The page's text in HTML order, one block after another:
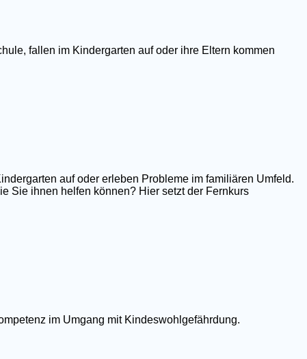
fallen im Kindergarten auf oder ihre Eltern kommen
auf oder erleben Probleme im familiären Umfeld.
Sie ihnen helfen können? Hier setzt der Fernkurs
im Umgang mit Kindeswohlgefährdung.